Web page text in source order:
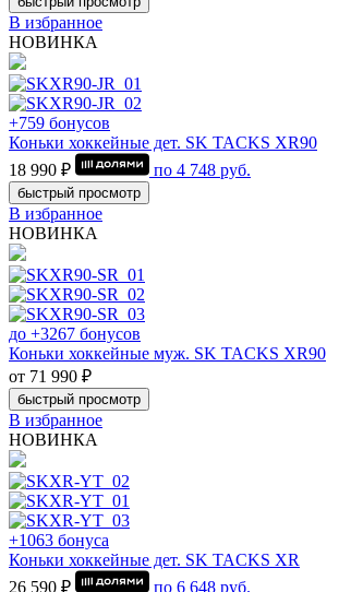
В избранное
НОВИНКА
+759 бонусов
Коньки хоккейные дет. SK TACKS XR90
18 990 ₽
по 4 748 руб.
быстрый просмотр
В избранное
НОВИНКА
до +3267 бонусов
Коньки хоккейные муж. SK TACKS XR90
от 71 990 ₽
быстрый просмотр
В избранное
НОВИНКА
+1063 бонуса
Коньки хоккейные дет. SK TACKS XR
26 590 ₽
по 6 648 руб.